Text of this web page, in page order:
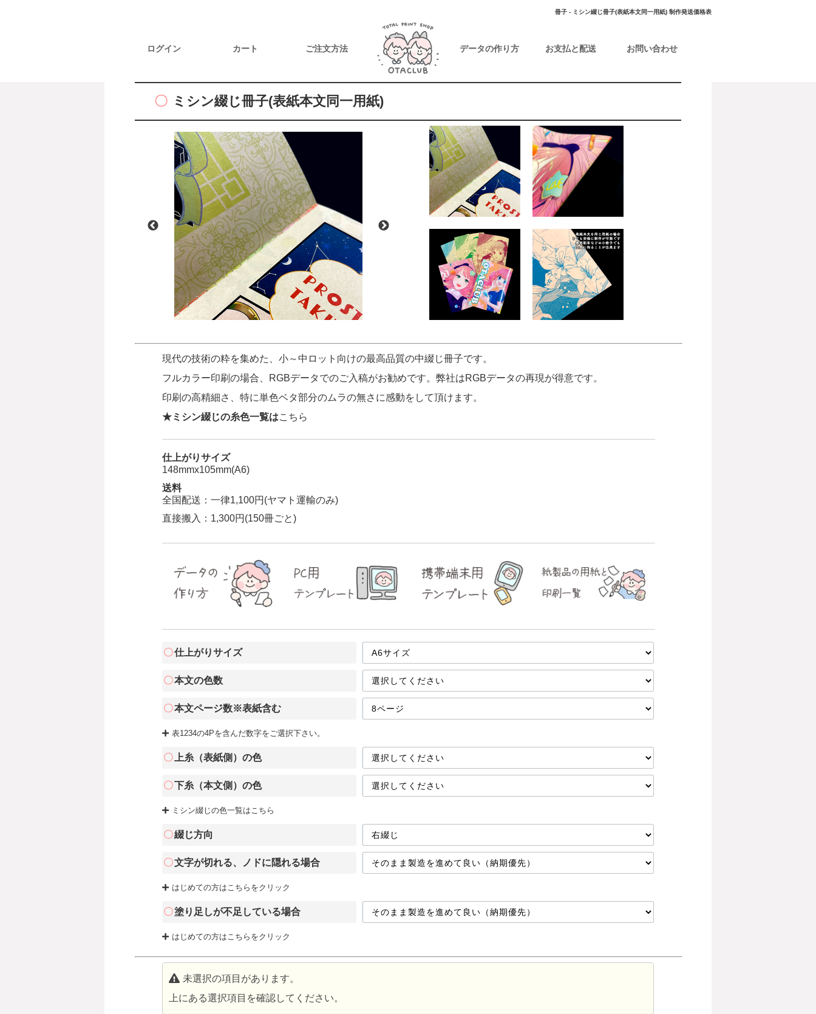
冊子 - ミシン綴じ冊子(表紙本文同一用紙) 制作発送価格表
ログイン カート ご注文方法 データの作り方 お支払と配送 お問い合わせ
ミシン綴じ冊子(表紙本文同一用紙)
現代の技術の粋を集めた、小～中ロット向けの最高品質の中綴じ冊子です。
フルカラー印刷の場合、RGBデータでのご入稿がお勧めです。弊社はRGBデータの再現が得意です。
印刷の高精細さ、特に単色ベタ部分のムラの無さに感動をして頂けます。
★ミシン綴じの糸色一覧はこちら
仕上がりサイズ
148mmx105mm(A6)
送料
全国配送：一律1,100円(ヤマト運輸のみ)
直接搬入：1,300円(150冊ごと)
仕上がりサイズ
本文の色数
本文ページ数※表紙含む
表1234の4Pを含んだ数字をご選択下さい。
上糸（表紙側）の色
下糸（本文側）の色
ミシン綴じの色一覧はこちら
綴じ方向
文字が切れる、ノドに隠れる場合
はじめての方はこちらをクリック
塗り足しが不足している場合
はじめての方はこちらをクリック
未選択の項目があります。
上にある選択項目を確認してください。